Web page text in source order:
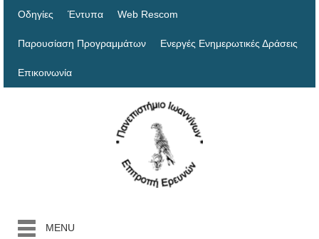
Οδηγίες Έντυπα Web Rescom
Παρουσίαση Προγραμμάτων Ενεργές Ενημερωτικές Δράσεις
Επικοινωνία
MENU